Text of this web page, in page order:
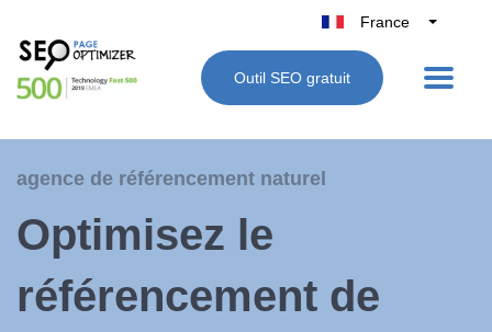
France
Belgique
België
Outil SEO gratuit
agence de référencement naturel
Optimisez le
référencement de